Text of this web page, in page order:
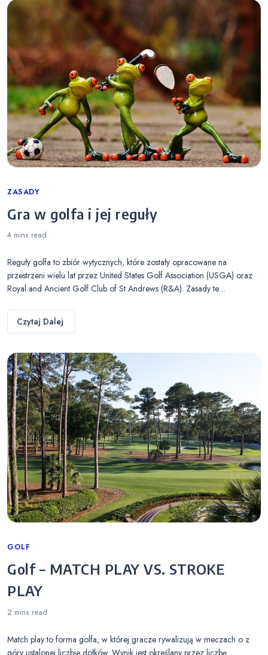
Categories
ZASADY
Gra w golfa i jej reguły
4 mins read
Reguły golfa to zbiór wytycznych, które zostały opracowane na
przestrzeni wielu lat przez United States Golf Association (USGA) oraz
Royal and Ancient Golf Club of St Andrews (R&A). Zasady te…
Czytaj Dalej
Categories
GOLF
Golf – MATCH PLAY VS. STROKE
PLAY
2 mins read
Match play to forma golfa, w której gracze rywalizują w meczach o z
góry ustalonej liczbie dołków. Wynik jest określany przez liczbę